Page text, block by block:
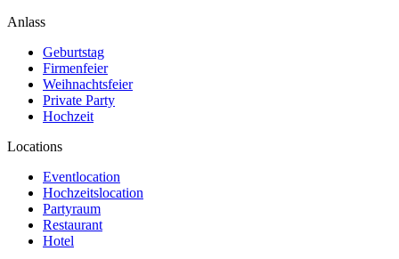
Anlass
Geburtstag
Firmenfeier
Weihnachtsfeier
Private Party
Hochzeit
Locations
Eventlocation
Hochzeitslocation
Partyraum
Restaurant
Hotel